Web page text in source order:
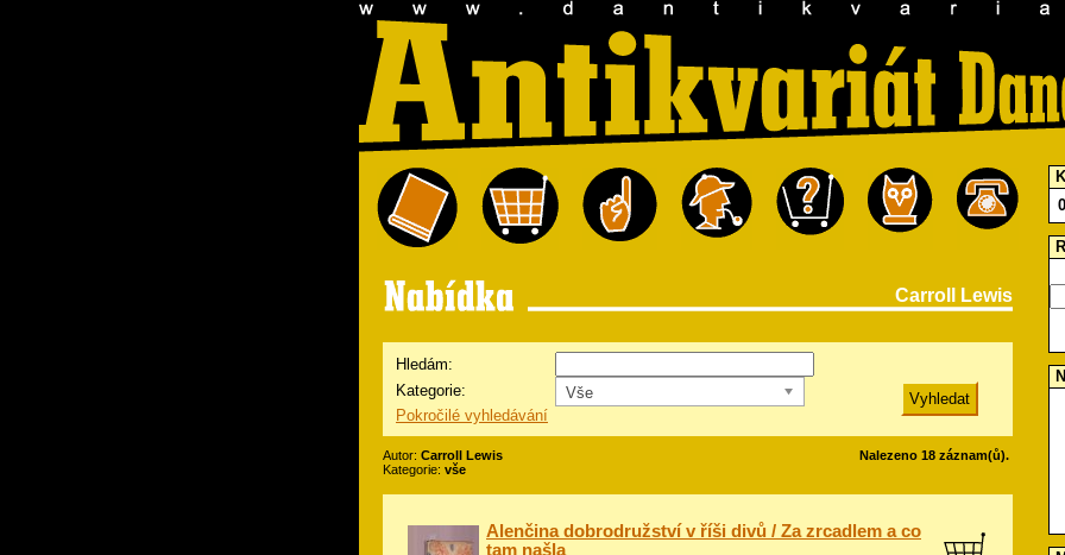
Carroll Lewis
Hledám:
Kategorie:
Vše
Pokročilé vyhledávání
Autor: Carroll Lewis
Kategorie: vše
Nalezeno 18 záznam(ů).
Alenčina dobrodružství v říši divů / Za zrcadlem a co
tam našla
0